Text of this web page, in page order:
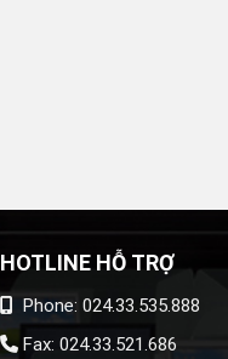
HOTLINE HỖ TRỢ
Phone: 024.33.535.888
Fax: 024.33.521.686